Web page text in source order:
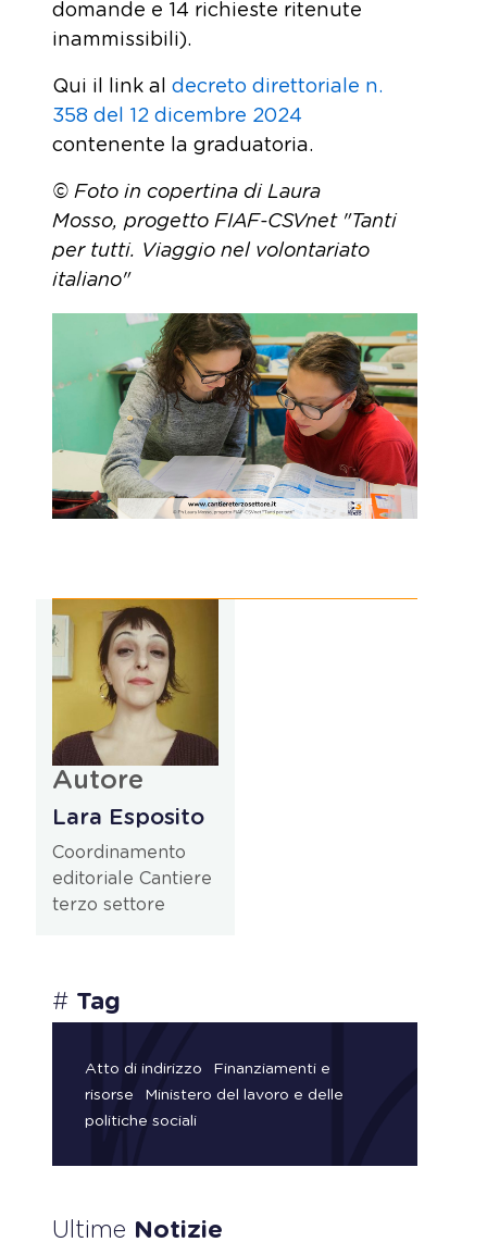
domande e 14 richieste ritenute
inammissibili).
Qui il link al decreto direttoriale n.
358 del 12 dicembre 2024
contenente la graduatoria.
© Foto in copertina di Laura
Mosso, progetto FIAF-CSVnet "Tanti
per tutti. Viaggio nel volontariato
italiano"
Autore
Lara Esposito
Coordinamento
editoriale Cantiere
terzo settore
# Tag
Atto di indirizzo
Finanziamenti e
risorse
Ministero del lavoro e delle
politiche sociali
Ultime Notizie